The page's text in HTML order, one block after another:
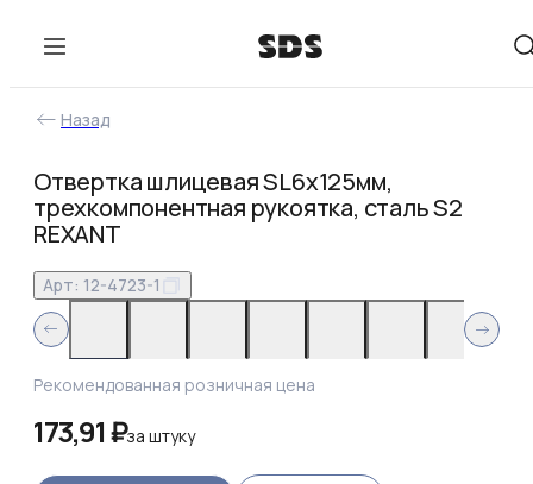
Назад
Отвертка шлицевая SL6х125мм,
трехкомпонентная рукоятка, сталь S2
REXANT
Арт: 12-4723-1
Рекомендованная розничная цена
173,91 ₽заштуку